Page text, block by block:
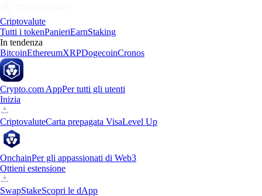
Criptovalute
Tutti i tokenPanieriEarnStaking
In tendenza
BitcoinEthereumXRPDogecoinCronos
Crypto.com AppPer tutti gli utenti
Inizia
CriptovaluteCarta prepagata VisaLevel Up
OnchainPer gli appassionati di Web3
Ottieni estensione
SwapStakeScopri le dApp